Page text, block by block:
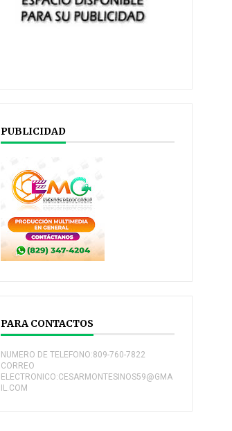
PUBLICIDAD
PARA CONTACTOS
NUMERO DE TELEFONO:809-760-7822
CORREO
ELECTRONICO:CESARMONTESINOS59@GMA
IL.COM